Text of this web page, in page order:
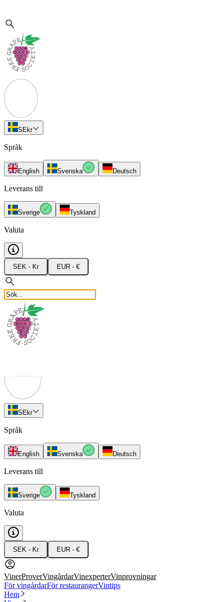
SEkr
Språk
English Svenska Deutsch
Leverans till
Sverige Tyskland
Valuta
SEK - Kr EUR - €
SEkr
Språk
English Svenska Deutsch
Leverans till
Sverige Tyskland
Valuta
SEK - Kr EUR - €
VinerProverVingårdarVinexperterVinprovningar
För vingårdarFör restaurangerVintips
Hem